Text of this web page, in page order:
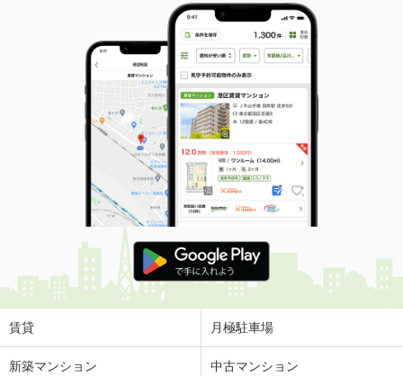
賃貸 月極駐車場
新築マンション 中古マンション